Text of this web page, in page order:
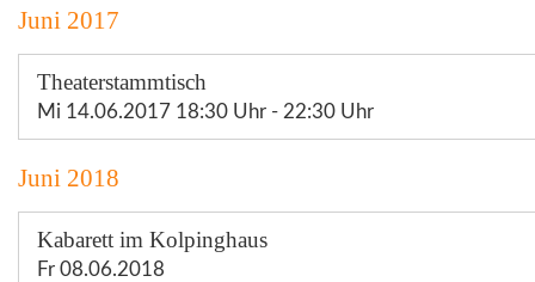
Juni 2017
Theaterstammtisch
Mi 14.06.2017 18:30 Uhr - 22:30 Uhr
Juni 2018
Kabarett im Kolpinghaus
Fr 08.06.2018